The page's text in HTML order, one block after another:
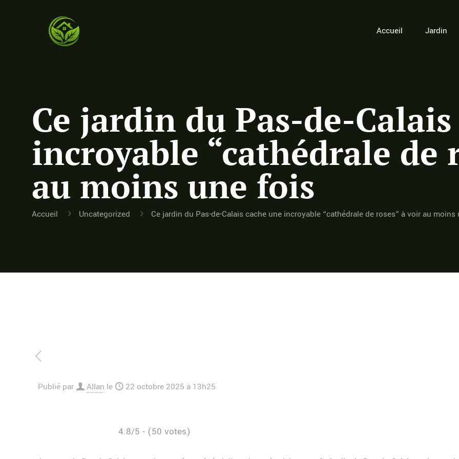
Accueil Jardin
Ce jardin du Pas-de-
incroyable “cathédrale de
au moins une fois
Accueil Uncategorized Ce jardin du Pas-de-Calais cache une incroyable “cathédrale de roses” à voir au moins
Publié par Allan le 22 octobre 2025 à 13h25
4.8/5 - (50 votes)